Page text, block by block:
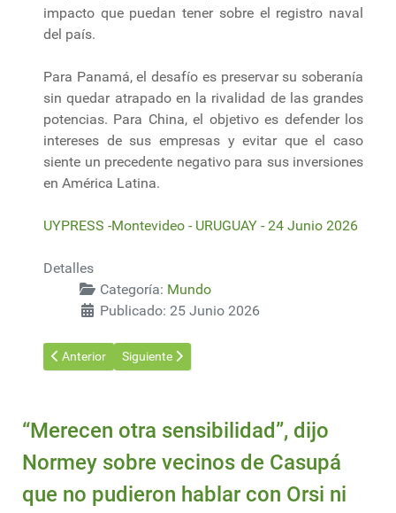
impacto que puedan tener sobre el registro naval
del país.
Para Panamá, el desafío es preservar su soberanía
sin quedar atrapado en la rivalidad de las grandes
potencias. Para China, el objetivo es defender los
intereses de sus empresas y evitar que el caso
siente un precedente negativo para sus inversiones
en América Latina.
UYPRESS -Montevideo - URUGUAY - 24 Junio 2026
Detalles
Categoría: Mundo
Publicado: 25 Junio 2026
Artículo anterior: Marruecos desarrolla un plan estratégico
Anterior Artículo siguiente: UPM and ANDRITZ partner to
Siguiente
“Merecen otra sensibilidad”, dijo
Normey sobre vecinos de Casupá
que no pudieron hablar con Orsi ni